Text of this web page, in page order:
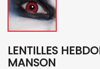
LENTILLES
MANSON